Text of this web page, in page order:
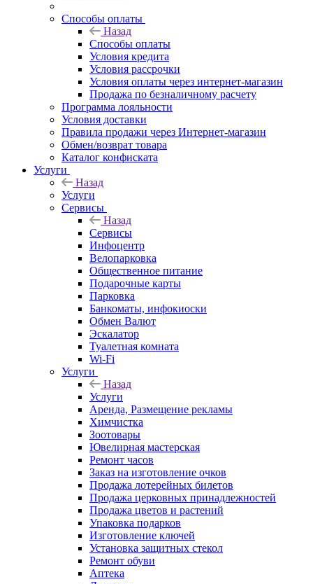
Способы оплаты
Назад
Способы оплаты
Условия кредита
Условия рассрочки
Условия оплаты через интернет-магазин
Продажа по безналичному расчету
Программа лояльности
Условия доставки
Правила продажи через Интернет-магазин
Обмен/возврат товара
Каталог конфиската
Услуги
Назад
Услуги
Сервисы
Назад
Сервисы
Инфоцентр
Велопарковка
Общественное питание
Подарочные карты
Парковка
Банкоматы, инфокиоски
Обмен Валют
Эскалатор
Туалетная комната
Wi-Fi
Услуги
Назад
Услуги
Аренда, Размещение рекламы
Химчистка
Зоотовары
Ювелирная мастерская
Ремонт часов
Заказ на изготовление очков
Продажа лотерейных билетов
Продажа церковных принадлежностей
Продажа цветов и растений
Упаковка подарков
Изготовление ключей
Установка защитных стекол
Ремонт обуви
Аптека